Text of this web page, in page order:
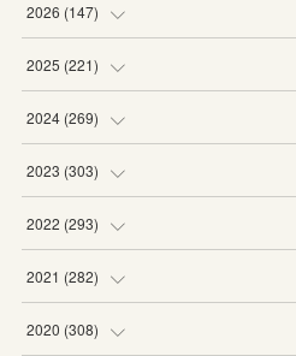
2026 (147)
(5)
(22
(20
(19
2025 (221)
(19
(20
(19
(20
2024 (269)
(16
(16
(21
(20
2023 (303)
(27
(25
(29
2022 (293)
(18
(27
2021 (282)
(19
2020 (308)